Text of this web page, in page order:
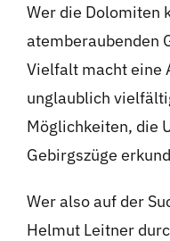
Wer die Dolomiten
atemberaubenden
Vielfalt macht eine
unglaublich
Möglichkeiten, die
Gebirgszüge
Wer also auf der
Helmut Leitner